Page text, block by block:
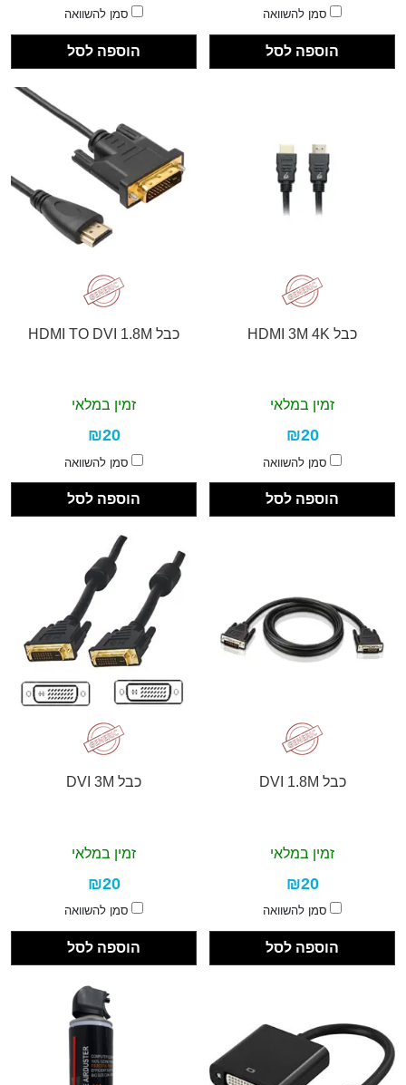
סמן להשוואה
הוספה לסל
סמן להשוואה
הוספה לסל
כבל HDMI 3M 4K
זמין במלאי
₪20
סמן להשוואה
הוספה לסל
כבל HDMI TO DVI 1.8M
זמין במלאי
₪20
סמן להשוואה
הוספה לסל
כבל DVI 1.8M
זמין במלאי
₪20
סמן להשוואה
הוספה לסל
כבל DVI 3M
זמין במלאי
₪20
סמן להשוואה
הוספה לסל